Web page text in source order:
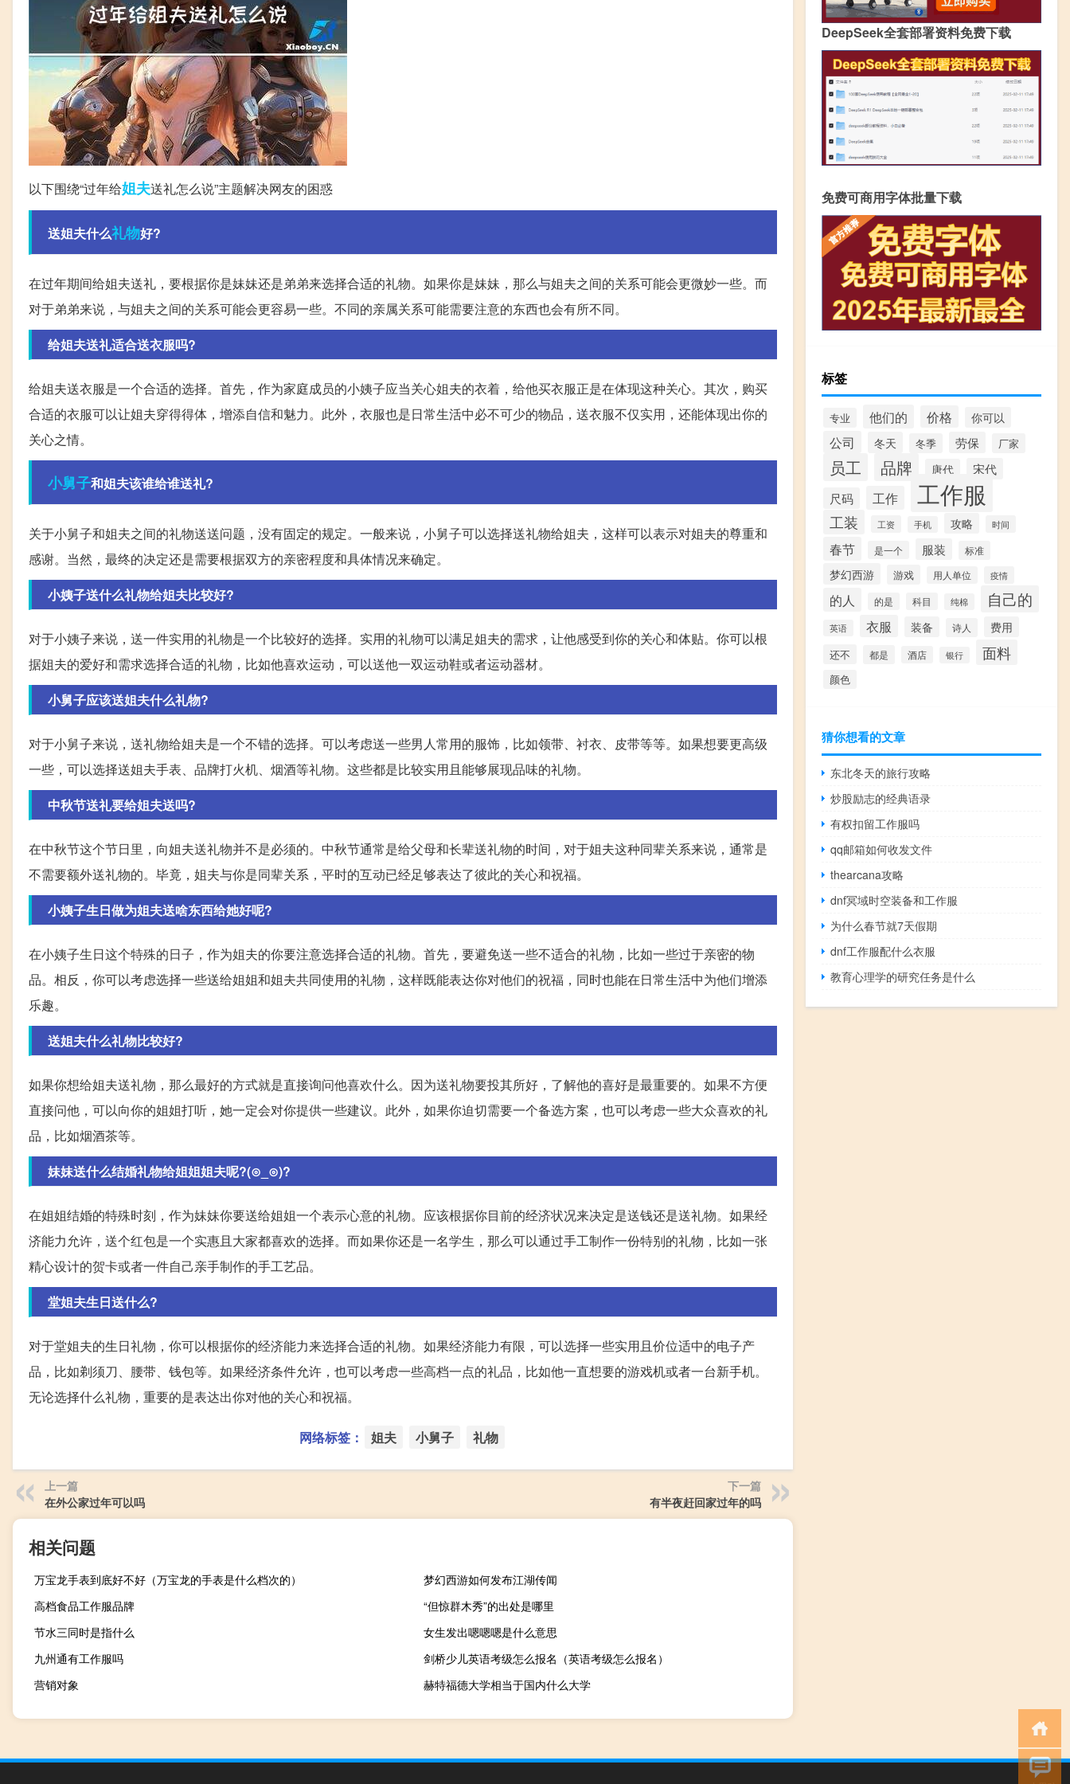
以下围绕“过年给姐夫送礼怎么说”主题解决网友的困惑
送姐夫什么礼物好?
在过年期间给姐夫送礼，要根据你是妹妹还是弟弟来选择合适的礼物。如果你是妹妹，那么与姐夫之间的关系可能会更微妙一些。而
对于弟弟来说，与姐夫之间的关系可能会更容易一些。不同的亲属关系可能需要注意的东西也会有所不同。
给姐夫送礼适合送衣服吗?
给姐夫送衣服是一个合适的选择。首先，作为家庭成员的小姨子应当关心姐夫的衣着，给他买衣服正是在体现这种关心。其次，购买
合适的衣服可以让姐夫穿得得体，增添自信和魅力。此外，衣服也是日常生活中必不可少的物品，送衣服不仅实用，还能体现出你的
关心之情。
小舅子和姐夫该谁给谁送礼?
关于小舅子和姐夫之间的礼物送送问题，没有固定的规定。一般来说，小舅子可以选择送礼物给姐夫，这样可以表示对姐夫的尊重和
感谢。当然，最终的决定还是需要根据双方的亲密程度和具体情况来确定。
小姨子送什么礼物给姐夫比较好?
对于小姨子来说，送一件实用的礼物是一个比较好的选择。实用的礼物可以满足姐夫的需求，让他感受到你的关心和体贴。你可以根
据姐夫的爱好和需求选择合适的礼物，比如他喜欢运动，可以送他一双运动鞋或者运动器材。
小舅子应该送姐夫什么礼物?
对于小舅子来说，送礼物给姐夫是一个不错的选择。可以考虑送一些男人常用的服饰，比如领带、衬衣、皮带等等。如果想要更高级
一些，可以选择送姐夫手表、品牌打火机、烟酒等礼物。这些都是比较实用且能够展现品味的礼物。
中秋节送礼要给姐夫送吗?
在中秋节这个节日里，向姐夫送礼物并不是必须的。中秋节通常是给父母和长辈送礼物的时间，对于姐夫这种同辈关系来说，通常是
不需要额外送礼物的。毕竟，姐夫与你是同辈关系，平时的互动已经足够表达了彼此的关心和祝福。
小姨子生日做为姐夫送啥东西给她好呢?
在小姨子生日这个特殊的日子，作为姐夫的你要注意选择合适的礼物。首先，要避免送一些不适合的礼物，比如一些过于亲密的物
品。相反，你可以考虑选择一些送给姐姐和姐夫共同使用的礼物，这样既能表达你对他们的祝福，同时也能在日常生活中为他们增添
乐趣。
送姐夫什么礼物比较好?
如果你想给姐夫送礼物，那么最好的方式就是直接询问他喜欢什么。因为送礼物要投其所好，了解他的喜好是最重要的。如果不方便
直接问他，可以向你的姐姐打听，她一定会对你提供一些建议。此外，如果你迫切需要一个备选方案，也可以考虑一些大众喜欢的礼
品，比如烟酒茶等。
妹妹送什么结婚礼物给姐姐姐夫呢?(⊙_⊙)?
在姐姐结婚的特殊时刻，作为妹妹你要送给姐姐一个表示心意的礼物。应该根据你目前的经济状况来决定是送钱还是送礼物。如果经
济能力允许，送个红包是一个实惠且大家都喜欢的选择。而如果你还是一名学生，那么可以通过手工制作一份特别的礼物，比如一张
精心设计的贺卡或者一件自己亲手制作的手工艺品。
堂姐夫生日送什么?
对于堂姐夫的生日礼物，你可以根据你的经济能力来选择合适的礼物。如果经济能力有限，可以选择一些实用且价位适中的电子产
品，比如剃须刀、腰带、钱包等。如果经济条件允许，也可以考虑一些高档一点的礼品，比如他一直想要的游戏机或者一台新手机。
无论选择什么礼物，重要的是表达出你对他的关心和祝福。
网络标签： 姐夫 小舅子 礼物
上一篇
在外公家过年可以吗
下一篇
有半夜赶回家过年的吗
相关问题
万宝龙手表到底好不好（万宝龙的手表是什么档次的）
梦幻西游如何发布江湖传闻
高档食品工作服品牌
“但惊群木秀”的出处是哪里
节水三同时是指什么
女生发出嗯嗯嗯是什么意思
九州通有工作服吗
剑桥少儿英语考级怎么报名（英语考级怎么报名）
营销对象
赫特福德大学相当于国内什么大学
DeepSeek全套部署资料免费下载
免费可商用字体批量下载
标签
专业 他们的 价格 你可以
公司 冬天 冬季 劳保 厂家
员工 品牌 唐代
宋代
尺码
工作 工作服
工装 工资 手机 攻略 时间
春节 是一个 服装 标准
梦幻西游 游戏 用人单位 疫情
的人 的是 科目 纯棉 自己的
英语 衣服 装备 诗人 费用
还不 都是 酒店 银行 面料
颜色
猜你想看的文章
东北冬天的旅行攻略
炒股励志的经典语录
有权扣留工作服吗
qq邮箱如何收发文件
thearcana攻略
dnf冥域时空装备和工作服
为什么春节就7天假期
dnf工作服配什么衣服
教育心理学的研究任务是什么